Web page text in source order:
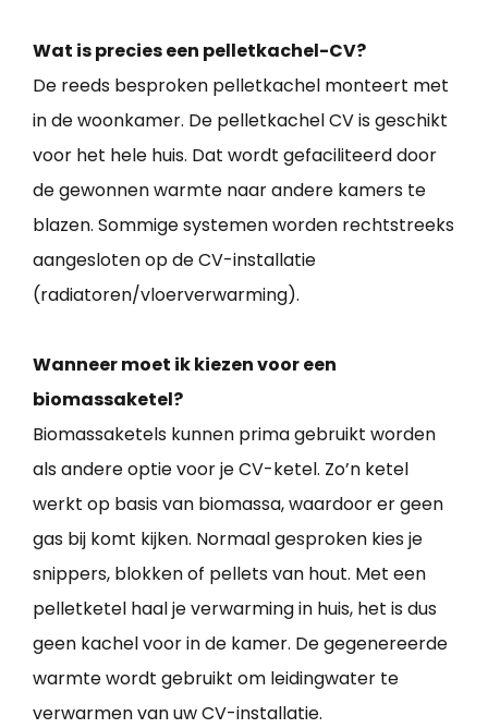
Wat is precies een pelletkachel-CV?
De reeds besproken pelletkachel monteert met
in de woonkamer. De pelletkachel CV is geschikt
voor het hele huis. Dat wordt gefaciliteerd door
de gewonnen warmte naar andere kamers te
blazen. Sommige systemen worden rechtstreeks
aangesloten op de CV-installatie
(radiatoren/vloerverwarming).
Wanneer moet ik kiezen voor een
biomassaketel?
Biomassaketels kunnen prima gebruikt worden
als andere optie voor je CV-ketel. Zo’n ketel
werkt op basis van biomassa, waardoor er geen
gas bij komt kijken. Normaal gesproken kies je
snippers, blokken of pellets van hout. Met een
pelletketel haal je verwarming in huis, het is dus
geen kachel voor in de kamer. De gegenereerde
warmte wordt gebruikt om leidingwater te
verwarmen van uw CV-installatie.